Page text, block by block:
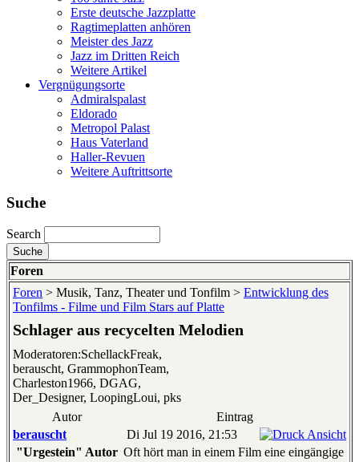
Erste deutsche Jazzplatte
Ragtimeplatten anhören
Meister des Jazz
Jazz im Dritten Reich
Weitere Artikel
Vergnügungsorte
Admiralspalast
Eldorado
Metropol Palast
Haus Vaterland
Haller-Revuen
Weitere Auftrittsorte
Suche
Search
Foren
Foren > Musik, Tanz, Theater und Tonfilm > Entwicklung des
Tonfilms - Filme und Film Stars auf Platte
Schlager aus recycelten Melodien
Moderatoren:SchellackFreak,
berauscht, GrammophonTeam,
Charleston1966, DGAG,
Der_Designer, LoopingLoui, pks
Autor
Eintrag
berauscht
Di Jul 19 2016, 21:53
"Urgestein" Autor Oft hört man in einem Film eine eingängige